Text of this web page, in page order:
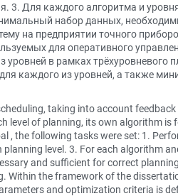
3. Для каждого алгоритма и
набор данных,
на предприятии точного
для оперативного
в рамках трёхуровневого
каждого из уровней, а также
taking into account
of planning, its own algorithm
the following tasks were set: 1.
level. 3. For each algorithm
and sufficient for correct
the framework of the
and optimization criteria is